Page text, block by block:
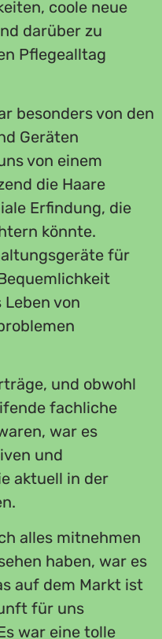
coole neue
darüber zu
Pflegealltag
besonders von den
Geräten
von einem
die Haare
Erfindung, die
könnte.
für
von
und obwohl
fachliche
war es
und
aktuell in der
alles mitnehmen
haben, war es
auf dem Markt ist
für uns
war eine tolle